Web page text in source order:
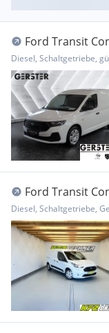
Ford Transit
Kastenwagen
Diesel, Schaltgetriebe,
Ford Transit
"KLIMA*W-
Diesel, Schaltgetriebe,